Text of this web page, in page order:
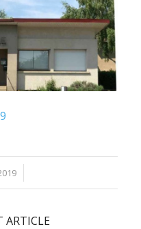
ARTICLE